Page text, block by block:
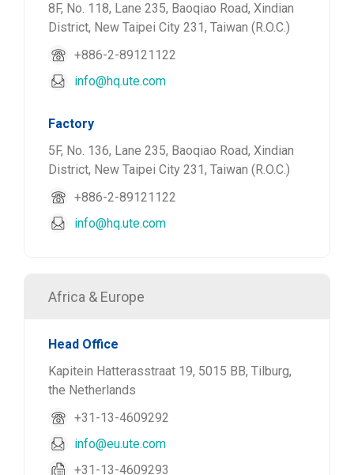
8F, No. 118, Lane 235, Baoqiao Road, Xindian
District, New Taipei City 231, Taiwan (R.O.C.)
+886-2-89121122
info@hq.ute.com
Factory
5F, No. 136, Lane 235, Baoqiao Road, Xindian
District, New Taipei City 231, Taiwan (R.O.C.)
+886-2-89121122
info@hq.ute.com
Africa & Europe
Head Office
Kapitein Hatterasstraat 19, 5015 BB, Tilburg,
the Netherlands
+31-13-4609292
info@eu.ute.com
+31-13-4609293